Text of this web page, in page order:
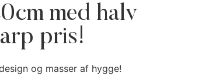
med halv
pris!
og masser af hygge!